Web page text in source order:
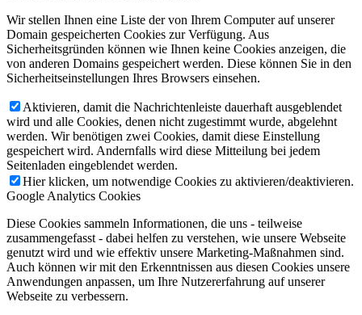
Wir stellen Ihnen eine Liste der von Ihrem Computer auf unserer
Domain gespeicherten Cookies zur Verfügung. Aus
Sicherheitsgründen können wie Ihnen keine Cookies anzeigen, die
von anderen Domains gespeichert werden. Diese können Sie in den
Sicherheitseinstellungen Ihres Browsers einsehen.
Aktivieren, damit die Nachrichtenleiste dauerhaft ausgeblendet
wird und alle Cookies, denen nicht zugestimmt wurde, abgelehnt
werden. Wir benötigen zwei Cookies, damit diese Einstellung
gespeichert wird. Andernfalls wird diese Mitteilung bei jedem
Seitenladen eingeblendet werden.
Hier klicken, um notwendige Cookies zu aktivieren/deaktivieren.
Google Analytics Cookies
Diese Cookies sammeln Informationen, die uns - teilweise
zusammengefasst - dabei helfen zu verstehen, wie unsere Webseite
genutzt wird und wie effektiv unsere Marketing-Maßnahmen sind.
Auch können wir mit den Erkenntnissen aus diesen Cookies unsere
Anwendungen anpassen, um Ihre Nutzererfahrung auf unserer
Webseite zu verbessern.